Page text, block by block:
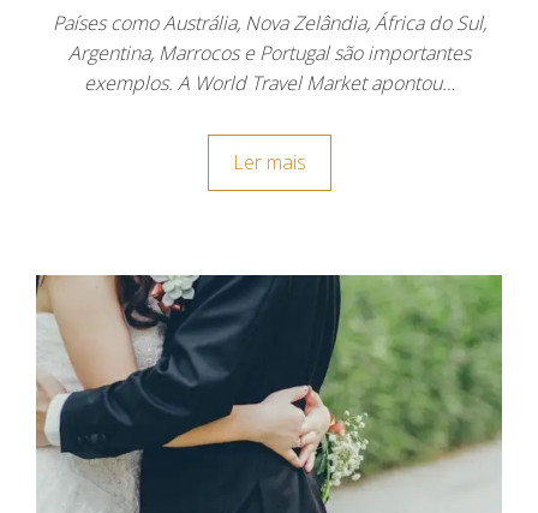
Países como Austrália, Nova Zelândia, África do Sul,
Argentina, Marrocos e Portugal são importantes
exemplos. A World Travel Market apontou…
Ler mais